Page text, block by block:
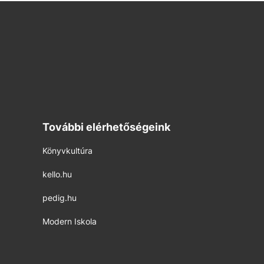
További elérhetőségeink
Könyvkultúra
kello.hu
pedig.hu
Modern Iskola